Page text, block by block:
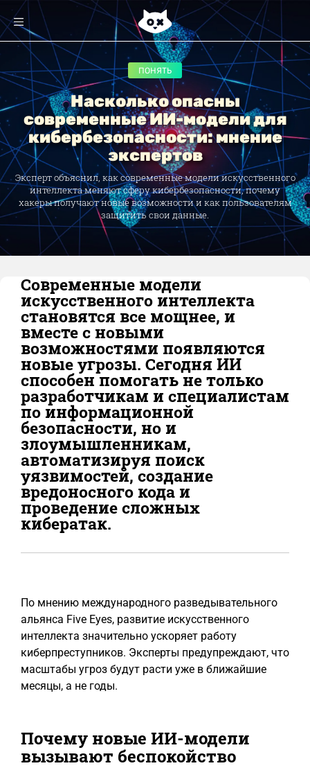
ПОНЯТЬ
Насколько опасны
современные ИИ-модели для
кибербезопасности: мнение
экспертов
Эксперт объяснил, как современные модели искусственного
интеллекта меняют сферу кибербезопасности, почему
хакеры получают новые возможности и как пользователям
защитить свои данные.
Современные модели
искусственного интеллекта
становятся все мощнее, и
вместе с новыми
возможностями появляются
новые угрозы. Сегодня ИИ
способен помогать не только
разработчикам и специалистам
по информационной
безопасности, но и
злоумышленникам,
автоматизируя поиск
уязвимостей, создание
вредоносного кода и
проведение сложных
кибератак.
По мнению международного разведывательного
альянса Five Eyes, развитие искусственного
интеллекта значительно ускоряет работу
киберпреступников. Эксперты предупреждают, что
масштабы угроз будут расти уже в ближайшие
месяцы, а не годы.
Почему новые ИИ-модели
вызывают беспокойство